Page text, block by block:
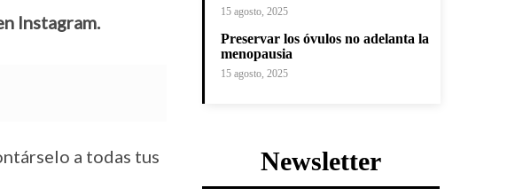
Instagram.
a todas tus
15 agosto, 2025
Preservar los óvulos no adelanta la
menopausia
15 agosto, 2025
Newsletter